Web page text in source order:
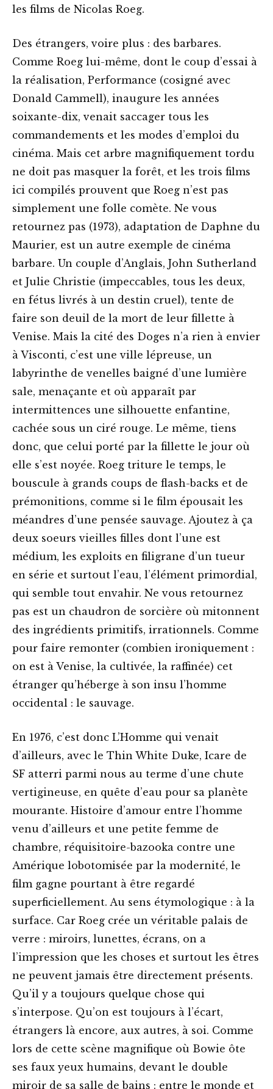
les films de Nicolas Roeg.
Des étrangers, voire plus : des barbares.
Comme Roeg lui-même, dont le coup d’essai à
la réalisation, Performance (cosigné avec
Donald Cammell), inaugure les années
soixante-dix, venait saccager tous les
commandements et les modes d’emploi du
cinéma. Mais cet arbre magnifiquement tordu
ne doit pas masquer la forêt, et les trois films
ici compilés prouvent que Roeg n’est pas
simplement une folle comète. Ne vous
retournez pas (1973), adaptation de Daphne du
Maurier, est un autre exemple de cinéma
barbare. Un couple d’Anglais, John Sutherland
et Julie Christie (impeccables, tous les deux,
en fétus livrés à un destin cruel), tente de
faire son deuil de la mort de leur fillette à
Venise. Mais la cité des Doges n’a rien à envier
à Visconti, c’est une ville lépreuse, un
labyrinthe de venelles baigné d’une lumière
sale, menaçante et où apparaît par
intermittences une silhouette enfantine,
cachée sous un ciré rouge. Le même, tiens
donc, que celui porté par la fillette le jour où
elle s’est noyée. Roeg triture le temps, le
bouscule à grands coups de flash-backs et de
prémonitions, comme si le film épousait les
méandres d’une pensée sauvage. Ajoutez à ça
deux soeurs vieilles filles dont l’une est
médium, les exploits en filigrane d’un tueur
en série et surtout l’eau, l’élément primordial,
qui semble tout envahir. Ne vous retournez
pas est un chaudron de sorcière où mitonnent
des ingrédients primitifs, irrationnels. Comme
pour faire remonter (combien ironiquement :
on est à Venise, la cultivée, la raffinée) cet
étranger qu’héberge à son insu l’homme
occidental : le sauvage.
En 1976, c’est donc L’Homme qui venait
d’ailleurs, avec le Thin White Duke, Icare de
SF atterri parmi nous au terme d’une chute
vertigineuse, en quête d’eau pour sa planète
mourante. Histoire d’amour entre l’homme
venu d’ailleurs et une petite femme de
chambre, réquisitoire-bazooka contre une
Amérique lobotomisée par la modernité, le
film gagne pourtant à être regardé
superficiellement. Au sens étymologique : à la
surface. Car Roeg crée un véritable palais de
verre : miroirs, lunettes, écrans, on a
l’impression que les choses et surtout les êtres
ne peuvent jamais être directement présents.
Qu’il y a toujours quelque chose qui
s’interpose. Qu’on est toujours à l’écart,
étrangers là encore, aux autres, à soi. Comme
lors de cette scène magnifique où Bowie ôte
ses faux yeux humains, devant le double
miroir de sa salle de bains : entre le monde et